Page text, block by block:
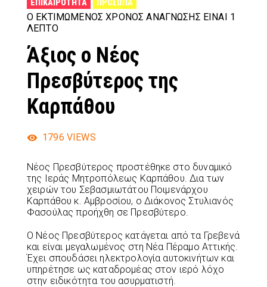
ΕΠΙΚΑΙΡΌΤΗΤΑ ΠΡΌΣΩΠΑ
Ο ΕΚΤΙΜΏΜΕΝΟΣ ΧΡΌΝΟΣ ΑΝΆΓΝΩΣΗΣ ΕΊΝΑΙ 1
ΛΕΠΤΌ
Άξιος ο Νέος
Πρεσβύτερος της
Καρπάθου
1796 VIEWS
Νέος Πρεσβύτερος προστέθηκε στο δυναμικό
της Ιεράς Μητροπόλεως Καρπάθου. Δια των
χειρών του Σεβασμιωτάτου Ποιμενάρχου
Καρπάθου κ. Αμβροσίου, ο Διάκονος Στυλιανός
Φασούλας προήχθη σε Πρεσβύτερο.
Ο Νέος Πρεσβύτερος κατάγεται από τα Γρεβενά
και είναι μεγαλωμένος στη Νέα Πέραμο Αττικής.
Έχει σπουδάσει ηλεκτρολογία αυτοκινήτων και
υπηρέτησε ως καταδρομέας στον ιερό λόχο
στην ειδικότητα του ασυρματιστή.